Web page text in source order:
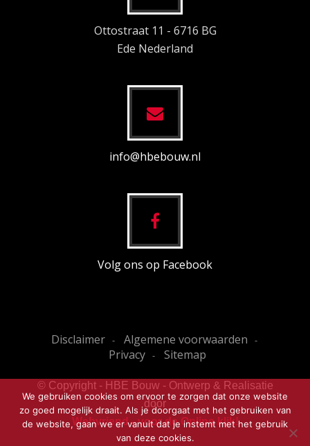
Ottostraat 11 - 6716 BG
Ede Nederland
info@hbebouw.nl
Volg ons op Facebook
Disclaimer
Algemene voorwaarden
Privacy
Sitemap
© Copyright - HBE Bouw - Ontwerp & Realisatie
door
Webvriend - voor de Online klik!
We gebruiken cookies om ervoor te zorgen dat onze website
zo goed mogelijk draait. Als je doorgaat met het gebruiken van
de website, gaan we er vanuit dat je instemt met het gebruik
van deze cookies.